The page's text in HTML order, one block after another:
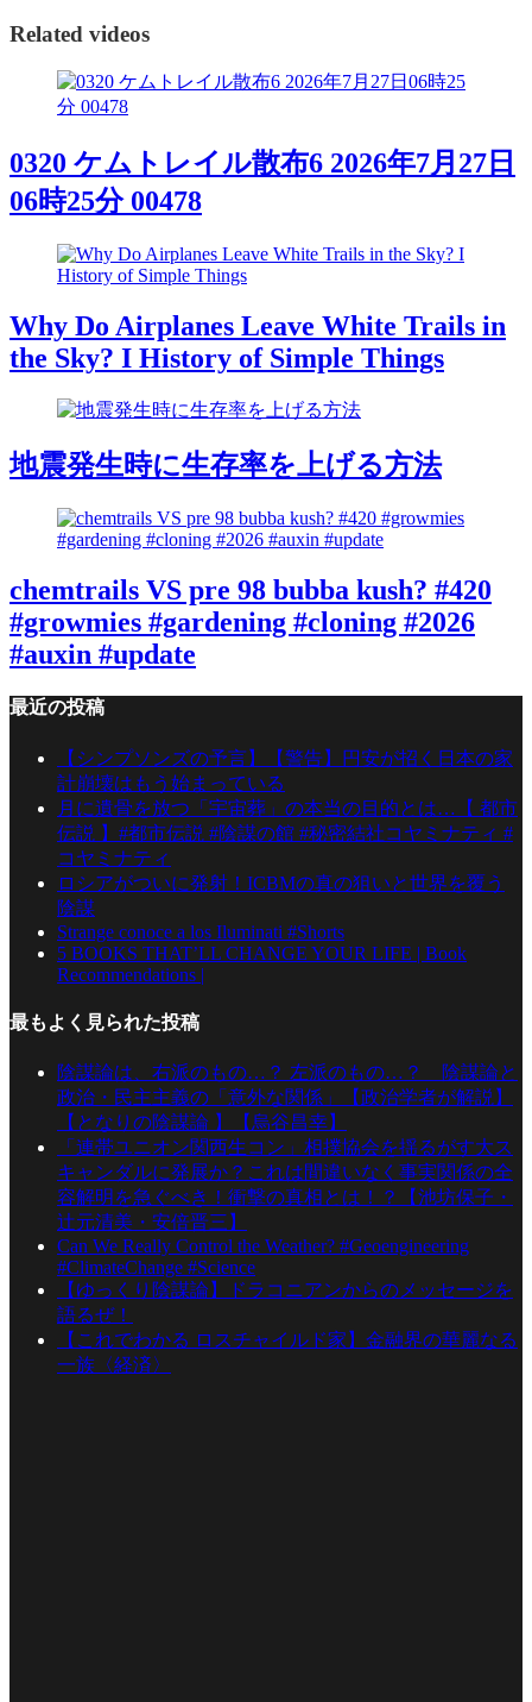
Related videos
0320 ケムトレイル散布6 2026年7月27日
06時25分 00478
Why Do Airplanes Leave White Trails in
the Sky? I History of Simple Things
地震発生時に生存率を上げる方法
chemtrails VS pre 98 bubba kush? #420
#growmies #gardening #cloning #2026
#auxin #update
最近の投稿
【シンプソンズの予言】【警告】円安が招く日本の家
計崩壊はもう始まっている
月に遺骨を放つ「宇宙葬」の本当の目的とは…【 都市
伝説 】#都市伝説 #陰謀の館 #秘密結社コヤミナティ #
コヤミナティ
ロシアがついに発射！ICBMの真の狙いと世界を覆う
陰謀
Strange conoce a los Iluminati #Shorts
5 BOOKS THAT’LL CHANGE YOUR LIFE | Book
Recommendations |
最もよく見られた投稿
陰謀論は、右派のもの…？ 左派のもの…？ 陰謀論と
政治・民主主義の「意外な関係」【政治学者が解説】
【となりの陰謀論 】【烏谷昌幸】
「連帯ユニオン関西生コン」相撲協会を揺るがす大ス
キャンダルに発展か？これは間違いなく事実関係の全
容解明を急ぐべき！衝撃の真相とは！？【池坊保子・
辻元清美・安倍晋三】
Can We Really Control the Weather? #Geoengineering
#ClimateChange #Science
【ゆっくり陰謀論】ドラコニアンからのメッセージを
語るぜ！
【これでわかる ロスチャイルド家】金融界の華麗なる
一族〈経済〉